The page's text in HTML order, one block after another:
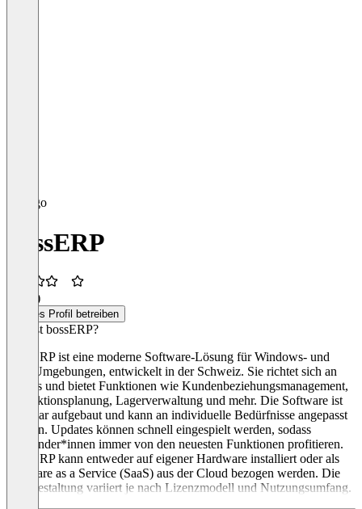
bossERP
(1)
Dieses Profil betreiben
Was ist bossERP?
BossERP ist eine moderne Software-Lösung für Windows- und
Mac-Umgebungen, entwickelt in der Schweiz. Sie richtet sich an
KMUs und bietet Funktionen wie Kundenbeziehungsmanagement,
Produktionsplanung, Lagerverwaltung und mehr. Die Software ist
modular aufgebaut und kann an individuelle Bedürfnisse angepasst
werden. Updates können schnell eingespielt werden, sodass
Anwender*innen immer von den neuesten Funktionen profitieren.
BossERP kann entweder auf eigener Hardware installiert oder als
Software as a Service (SaaS) aus der Cloud bezogen werden. Die
Preisgestaltung variiert je nach Lizenzmodell und Nutzungsumfang.